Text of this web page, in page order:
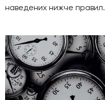
наведених нижче правил.